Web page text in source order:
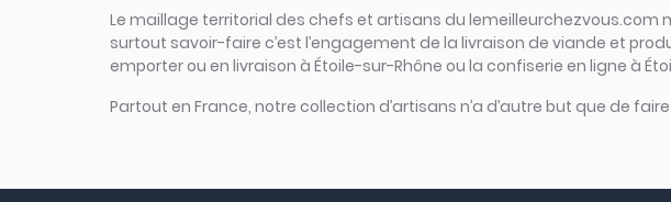
Le maillage territorial des chefs et artisans du lemeilleurchezvous.com
surtout savoir-faire c’est l’engagement de la livraison de viande et
emporter ou en livraison à Étoile-sur-Rhône ou la confiserie en ligne à
Partout en France, notre collection d’artisans n’a d’autre but que de